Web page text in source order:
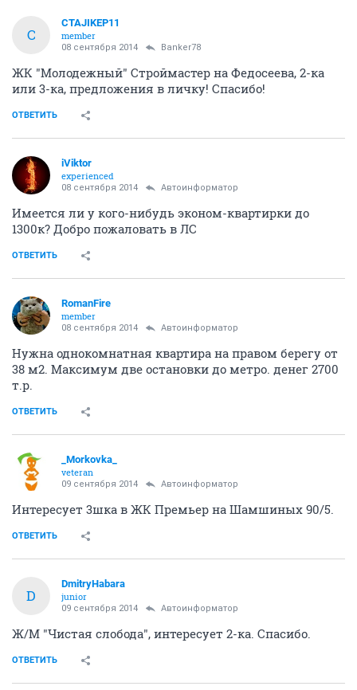
C
CTAJIKEP11
member
08 сентября 2014 Banker78
ЖК "Молодежный" Строймастер на Федосеева, 2-ка
или 3-ка, предложения в личку! Спасибо!
ОТВЕТИТЬ
iViktor
experienced
08 сентября 2014 Автоинформатор
Имеется ли у кого-нибудь эконом-квартирки до
1300к? Добро пожаловать в ЛС
ОТВЕТИТЬ
RomanFire
member
08 сентября 2014 Автоинформатор
Нужна однокомнатная квартира на правом берегу от
38 м2. Максимум две остановки до метро. денег 2700
т.р.
ОТВЕТИТЬ
_Morkovka_
veteran
09 сентября 2014 Автоинформатор
Интересует 3шка в ЖК Премьер на Шамшиных 90/5.
ОТВЕТИТЬ
D
DmitryHabara
junior
09 сентября 2014 Автоинформатор
Ж/М "Чистая слобода", интересует 2-ка. Спасибо.
ОТВЕТИТЬ